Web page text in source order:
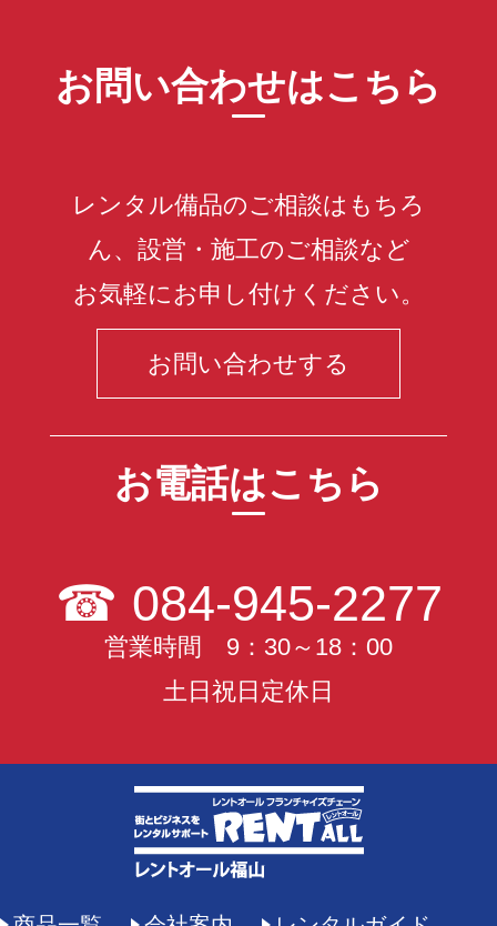
お問い合わせはこちら
レンタル備品のご相談はもちろ
ん、設営・施工のご相談など
お気軽にお申し付けください。
お問い合わせする
お電話はこちら
☎ 084-945-2277
営業時間 9：30～18：00
土日祝日定休日